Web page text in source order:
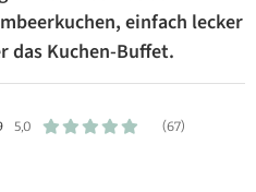
einfach lecker
das Kuchen-Buffet.
5,0 (67)